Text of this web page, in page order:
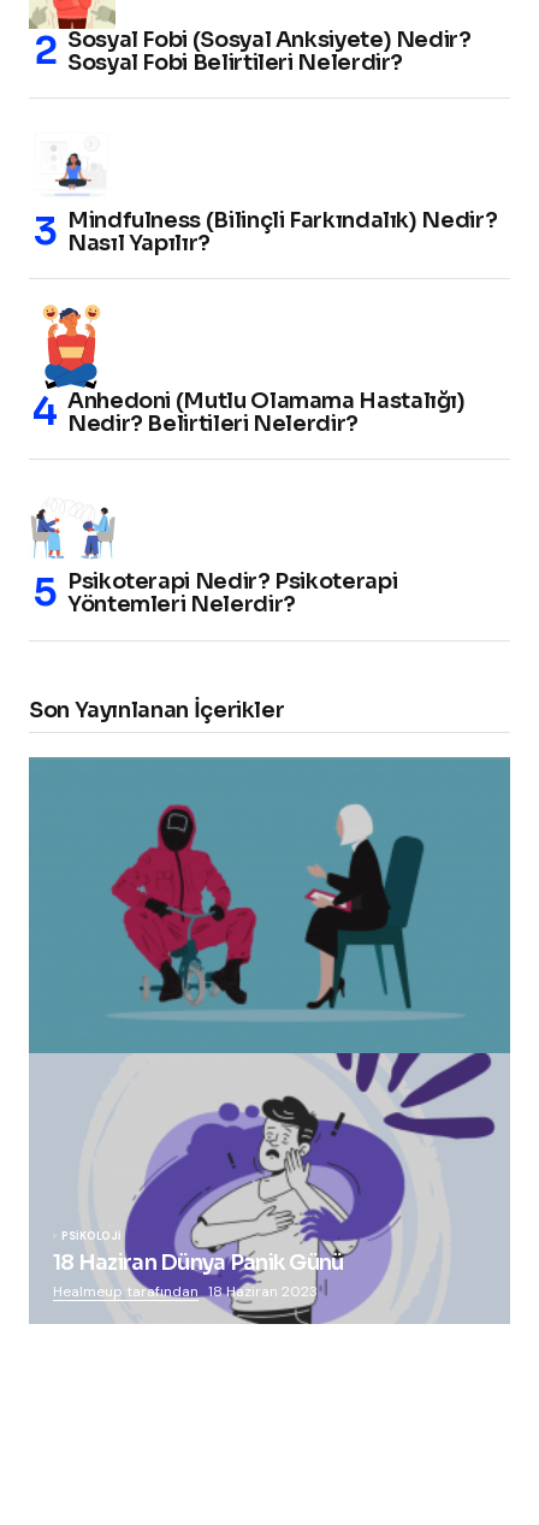
Sosyal Fobi (Sosyal Anksiyete) Nedir?
Sosyal Fobi Belirtileri Nelerdir?
Mindfulness (Bilinçli Farkındalık) Nedir?
Nasıl Yapılır?
Anhedoni (Mutlu Olamama Hastalığı)
Nedir? Belirtileri Nelerdir?
Psikoterapi Nedir? Psikoterapi
Yöntemleri Nelerdir?
Son Yayınlanan İçerikler
“Squid Game” Bize Ne Anlatmak İstiyor?
PSIKOLOJI
18 Haziran Dünya Panik Günü
Healmeup tarafından 18 Haziran 2023